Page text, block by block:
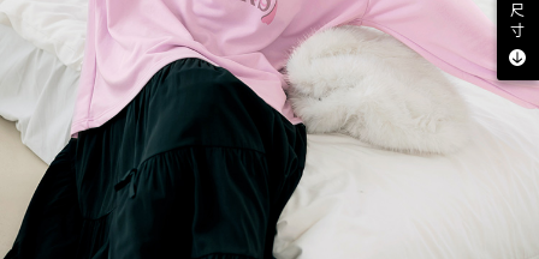
尺
寸